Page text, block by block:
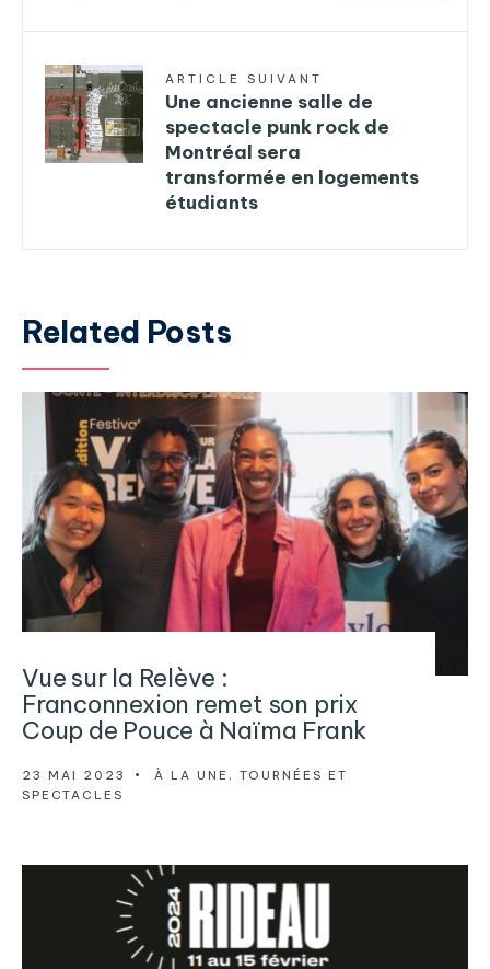
ARTICLE SUIVANT
Une ancienne salle de
spectacle punk rock de
Montréal sera
transformée en logements
étudiants
Related Posts
Vue sur la Relève :
Franconnexion remet son prix
Coup de Pouce à Naïma Frank
23 MAI 2023 • À LA UNE , TOURNÉES ET
SPECTACLES